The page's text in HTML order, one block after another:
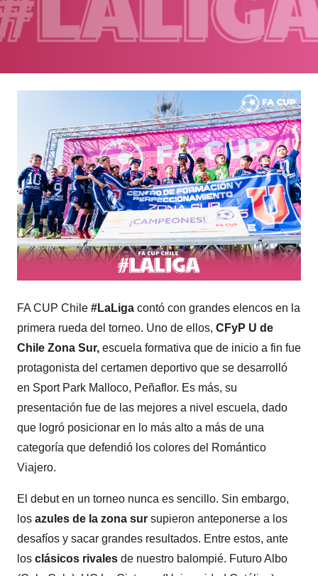
FA CUP Chile #LaLiga contó con grandes elencos en la
primera rueda del torneo. Uno de ellos, CFyP U de
Chile Zona Sur, escuela formativa que de inicio a fin fue
protagonista del certamen deportivo que se desarrolló
en Sport Park Malloco, Peñaflor. Es más, su
presentación fue de las mejores a nivel escuela, dado
que logró posicionar en lo más alto a más de una
categoría que defendió los colores del Romántico
Viajero.
El debut en un torneo nunca es sencillo. Sin embargo,
los azules de la zona sur supieron anteponerse a los
desafíos y sacar grandes resultados. Entre estos, ante
los clásicos rivales de nuestro balompié. Futuro Albo